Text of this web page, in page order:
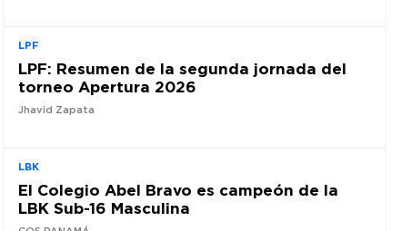
LPF
LPF: Resumen de la segunda jornada del
torneo Apertura 2026
Jhavid Zapata
LBK
El Colegio Abel Bravo es campeón de la
LBK Sub-16 Masculina